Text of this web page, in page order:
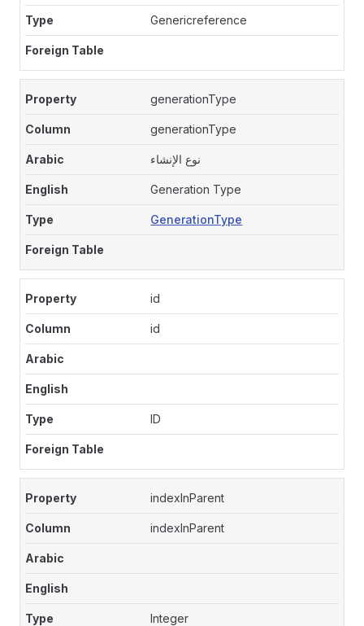
Genericreference
generationType
generationType
نوع الإنشاء
Generation Type
GenerationType
id
id
ID
indexInParent
indexInParent
Integer